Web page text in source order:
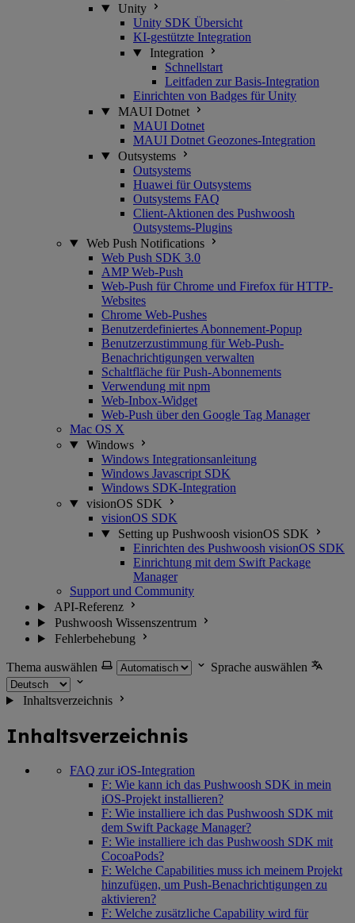
Unity
Unity SDK Übersicht
KI-gestützte Integration
Integration
Schnellstart
Leitfaden zur Basis-Integration
Einrichten von Badges für Unity
MAUI Dotnet
MAUI Dotnet
MAUI Dotnet Geozones-Integration
Outsystems
Outsystems
Huawei für Outsystems
Outsystems FAQ
Client-Aktionen des Pushwoosh
Outsystems-Plugins
Web Push Notifications
Web Push SDK 3.0
AMP Web-Push
Web-Push für Chrome und Firefox für HTTP-
Websites
Chrome Web-Pushes
Benutzerdefiniertes Abonnement-Popup
Benutzerzustimmung für Web-Push-
Benachrichtigungen verwalten
Schaltfläche für Push-Abonnements
Verwendung mit npm
Web-Inbox-Widget
Web-Push über den Google Tag Manager
Mac OS X
Windows
Windows Integrationsanleitung
Windows Javascript SDK
Windows SDK-Integration
visionOS SDK
visionOS SDK
Setting up Pushwoosh visionOS SDK
Einrichten des Pushwoosh visionOS SDK
Einrichtung mit dem Swift Package
Manager
Support und Community
API-Referenz
Pushwoosh Wissenszentrum
Fehlerbehebung
Thema auswählen Sprache auswählen
Inhaltsverzeichnis
Inhaltsverzeichnis
FAQ zur iOS-Integration
F: Wie kann ich das Pushwoosh SDK in mein
iOS-Projekt installieren?
F: Wie installiere ich das Pushwoosh SDK mit
dem Swift Package Manager?
F: Wie installiere ich das Pushwoosh SDK mit
CocoaPods?
F: Welche Capabilities muss ich meinem Projekt
hinzufügen, um Push-Benachrichtigungen zu
aktivieren?
F: Welche zusätzliche Capability wird für